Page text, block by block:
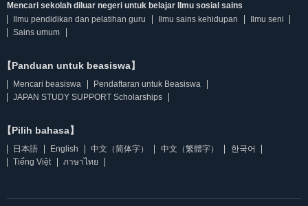
Mencari sekolah diluar negeri untuk belajar Ilmu sosial sains
Ilmu pendidikan dan pelatihan guru
Ilmu sains kehidupan
Ilmu seni
Sains umum
【Panduan untuk beasiswa】
Mencari beasiswa
Pendaftaran untuk Beasiswa
JAPAN STUDY SUPPORT Scholarships
【Pilih bahasa】
日本語 English 中文（简体字） 中文（繁體字）
한국어
Tiếng Việt
ภาษาไทย